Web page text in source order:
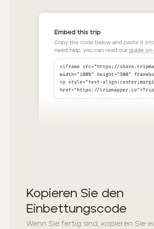
Kopieren Sie den
Einbettungscode
Wenn Sie fertig sind, kopieren Sie